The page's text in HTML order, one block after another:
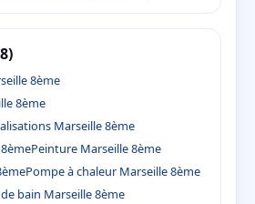
8ème
8ème
Marseille 8ème
Peinture Marseille 8ème
Pompe à chaleur Marseille 8ème
bain Marseille 8ème